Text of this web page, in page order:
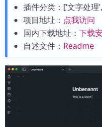
插件分类：[‘文字处理
项目地址： 点我访问
国内下载地址： 下载
自述文件： Readme